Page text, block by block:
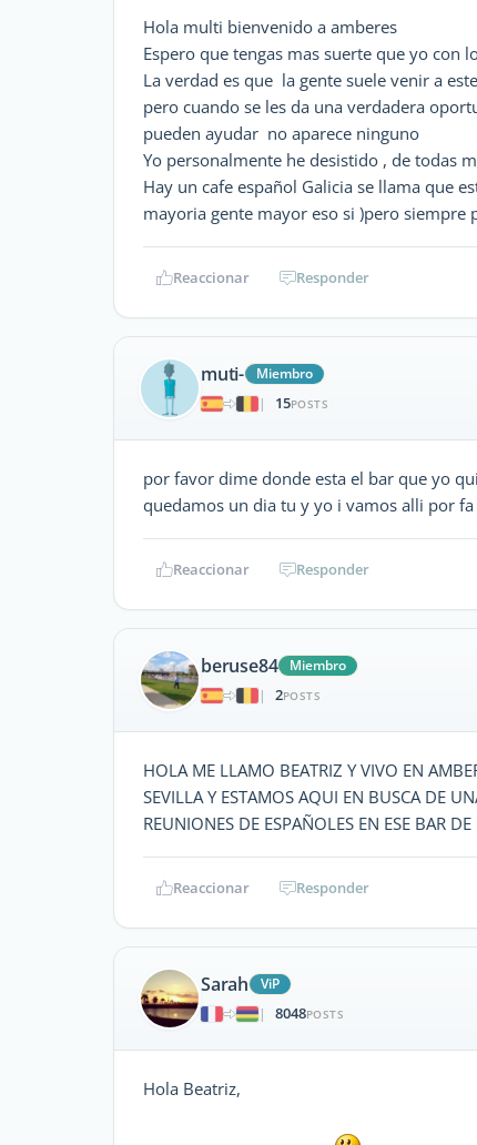
Hola multi bienvenido a amberes
Espero que tengas mas suerte que yo con
La verdad es que la gente suele venir a
pero cuando se les da una verdadera
pueden ayudar no aparece ninguno
Yo personalmente he desistido , de todas
Hay un cafe español Galicia se llama que
mayoria gente mayor eso si )pero siempre
Reaccionar Responder
muti-
Miembro
|
15POSTS
por favor dime donde esta el bar que yo
quedamos un dia tu y yo i vamos alli por
Reaccionar Responder
beruse84
Miembro
|
2POSTS
HOLA ME LLAMO BEATRIZ Y VIVO EN
SEVILLA Y ESTAMOS AQUI EN BUSCA DE
REUNIONES DE ESPAÑOLES EN ESE BAR
Reaccionar Responder
Sarah
ViP
|
8048POSTS
Hola Beatriz,